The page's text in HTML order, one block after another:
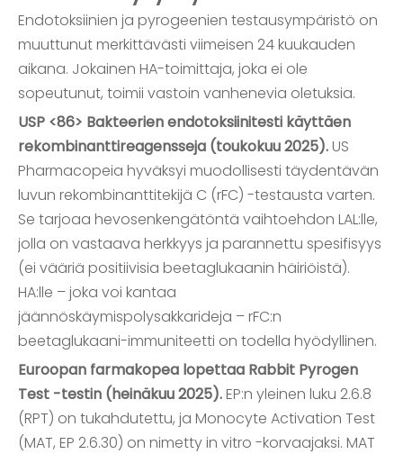
Endotoksiinien ja pyrogeenien testausympäristö on
muuttunut merkittävästi viimeisen 24 kuukauden
aikana. Jokainen HA-toimittaja, joka ei ole
sopeutunut, toimii vastoin vanhenevia oletuksia.
USP <86> Bakteerien endotoksiinitesti käyttäen
rekombinanttireagensseja (toukokuu 2025).US
Pharmacopeia hyväksyi muodollisesti täydentävän
luvun rekombinanttitekijä C (rFC) -testausta varten.
Se tarjoaa hevosenkengätöntä vaihtoehdon LAL:lle,
jolla on vastaava herkkyys ja parannettu spesifisyys
(ei vääriä positiivisia beetaglukaanin häiriöistä).
HA:lle – joka voi kantaa
jäännöskäymispolysakkarideja – rFC:n
beetaglukaani-immuniteetti on todella hyödyllinen.
Euroopan farmakopea lopettaa Rabbit Pyrogen
Test -testin (heinäkuu 2025).EP:n yleinen luku 2.6.8
(RPT) on tukahdutettu, ja Monocyte Activation Test
(MAT, EP 2.6.30) on nimetty in vitro -korvaajaksi. MAT